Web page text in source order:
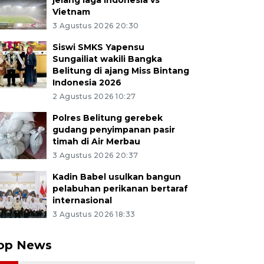
Vietnam
3 Agustus 2026 20:30
Siswi SMKS Yapensu
Sungailiat wakili Bangka
Belitung di ajang Miss Bintang
Indonesia 2026
2 Agustus 2026 10:27
Polres Belitung gerebek
gudang penyimpanan pasir
timah di Air Merbau
3 Agustus 2026 20:37
Kadin Babel usulkan bangun
pelabuhan perikanan bertaraf
internasional
3 Agustus 2026 18:33
News